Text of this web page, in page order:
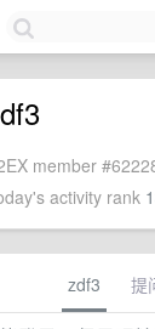
member
activity rank
zdf3 提